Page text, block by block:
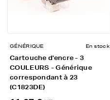
GÉNÉRIQUE En stock
Cartouche d'encre - 3
COULEURS - Générique
correspondant à 23
(C1823DE)